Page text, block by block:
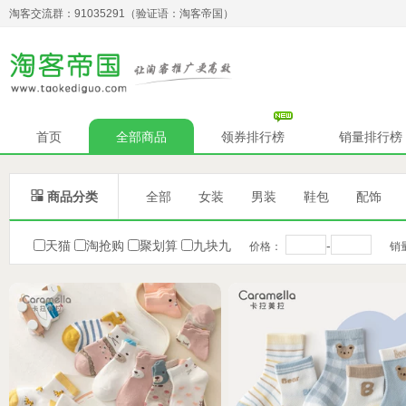
淘客交流群：91035291（验证语：淘客帝国）
首页 全部商品 领券排行榜 销量排行榜
 商品分类 全部 女装 男装 鞋包 配饰
天猫 淘抢购 聚划算 九块九 价格： - 销